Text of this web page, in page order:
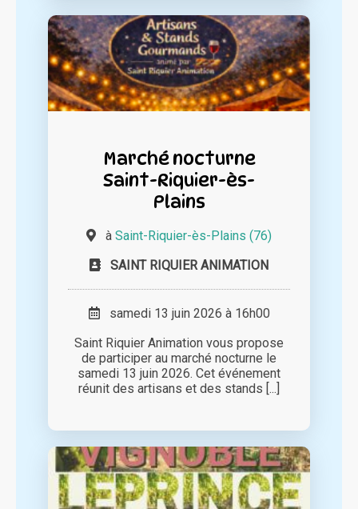
Marché nocturne
Saint-Riquier-ès-
Plains
à Saint-Riquier-ès-Plains (76)
SAINT RIQUIER ANIMATION
samedi 13 juin 2026 à 16h00
Saint Riquier Animation vous propose
de participer au marché nocturne le
samedi 13 juin 2026. Cet événement
réunit des artisans et des stands [...]